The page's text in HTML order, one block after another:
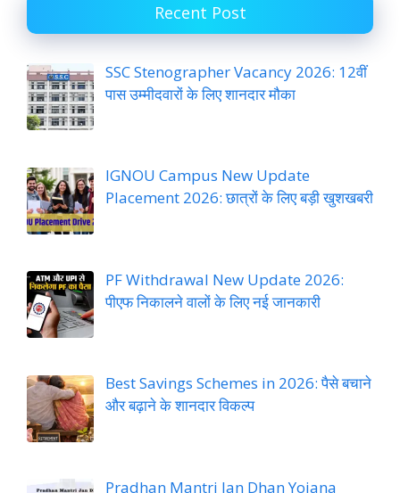
Recent Post
SSC Stenographer Vacancy 2026: 12वीं
पास उम्मीदवारों के लिए शानदार मौका
IGNOU Campus New Update
Placement 2026: छात्रों के लिए बड़ी खुशखबरी
PF Withdrawal New Update 2026:
पीएफ निकालने वालों के लिए नई जानकारी
Best Savings Schemes in 2026: पैसे बचाने
और बढ़ाने के शानदार विकल्प
Pradhan Mantri Jan Dhan Yojana